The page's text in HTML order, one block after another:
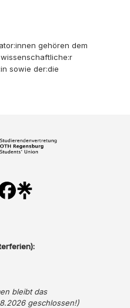
gehören dem
sowie der:die
bleibt das
geschlossen!)